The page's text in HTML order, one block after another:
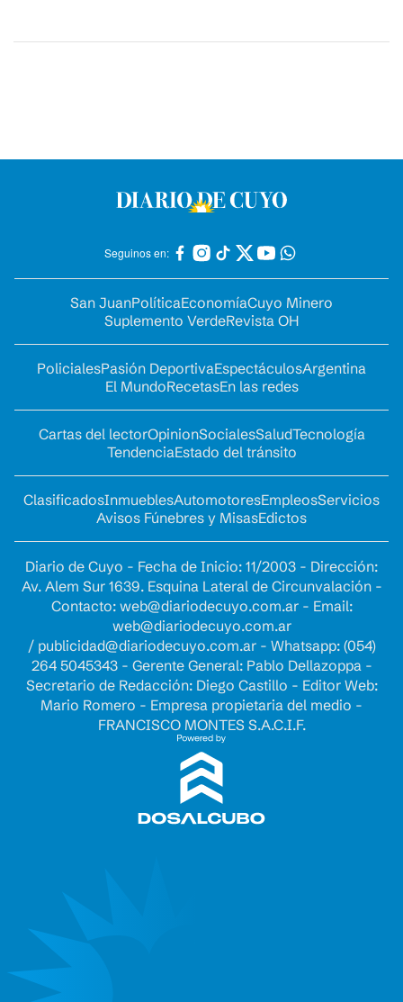
Seguinos en:
San JuanPolíticaEconomíaCuyo Minero
Suplemento VerdeRevista OH
PolicialesPasión DeportivaEspectáculosArgentina
El MundoRecetasEn las redes
Cartas del lectorOpinionSocialesSaludTecnología
TendenciaEstado del tránsito
ClasificadosInmueblesAutomotoresEmpleosServicios
Avisos Fúnebres y MisasEdictos
Diario de Cuyo - Fecha de Inicio: 11/2003 - Dirección:
Av. Alem Sur 1639. Esquina Lateral de Circunvalación -
Contacto: web@diariodecuyo.com.ar- Email:
web@diariodecuyo.com.ar
/ publicidad@diariodecuyo.com.ar- Whatsapp: (054)
264 5045343 - Gerente General: Pablo Dellazoppa -
Secretario de Redacción: Diego Castillo - Editor Web:
Mario Romero - Empresa propietaria del medio -
FRANCISCO MONTES S.A.C.I.F.